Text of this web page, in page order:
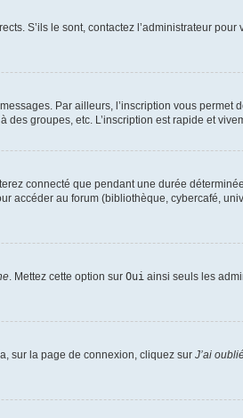
S’ils le sont, contactez l’administrateur
Par ailleurs, l’inscription vous
groupes, etc. L’inscription est rapide et
connecté que pendant une durée
au forum (bibliothèque, cybercafé,
. Mettez cette option sur Oui ainsi seuls les
sur la page de connexion, cliquez sur J’ai